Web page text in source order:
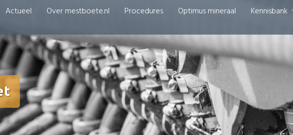
Actueel Over mestboete.nl Procedures Optimus mineraal Kennisbank